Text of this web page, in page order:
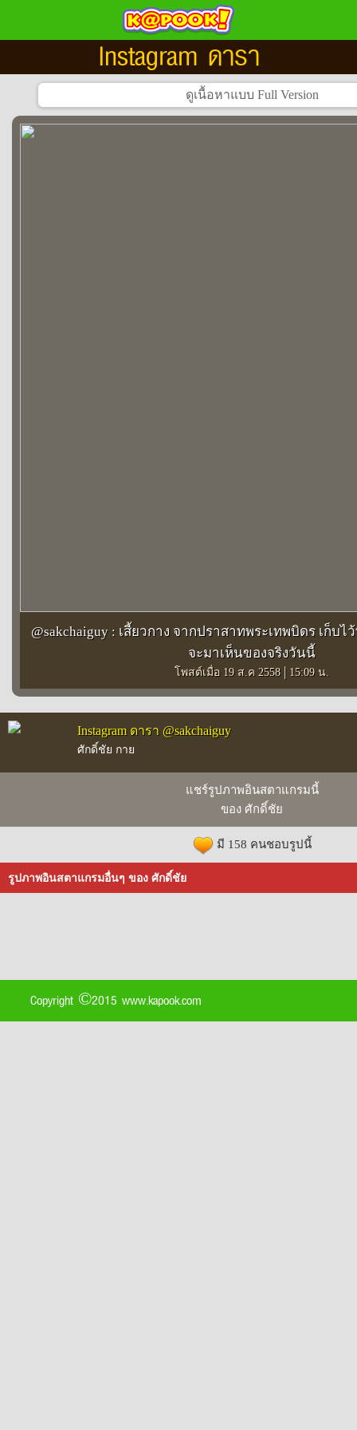
Instagram ดารา
@sakchaiguy : เสี้ยวกาง จากปราสาทพระเทพบิดร เก็บไ
จะมาเห็นของจริงวันนี้
โพสต์เมื่อ 19 ส.ค 2558 | 15:09 น.
Instagram ดารา @sakchaiguy
ศักดิ์ชัย กาย
แชร์รูปภาพอินสตาแกรมนี้
ของ ศักดิ์ชัย
มี 158 คนชอบรูปนี้
รูปภาพอินสตาแกรมอื่นๆ ของ ศักดิ์ชัย
Copyright ©2015 www.kapook.com